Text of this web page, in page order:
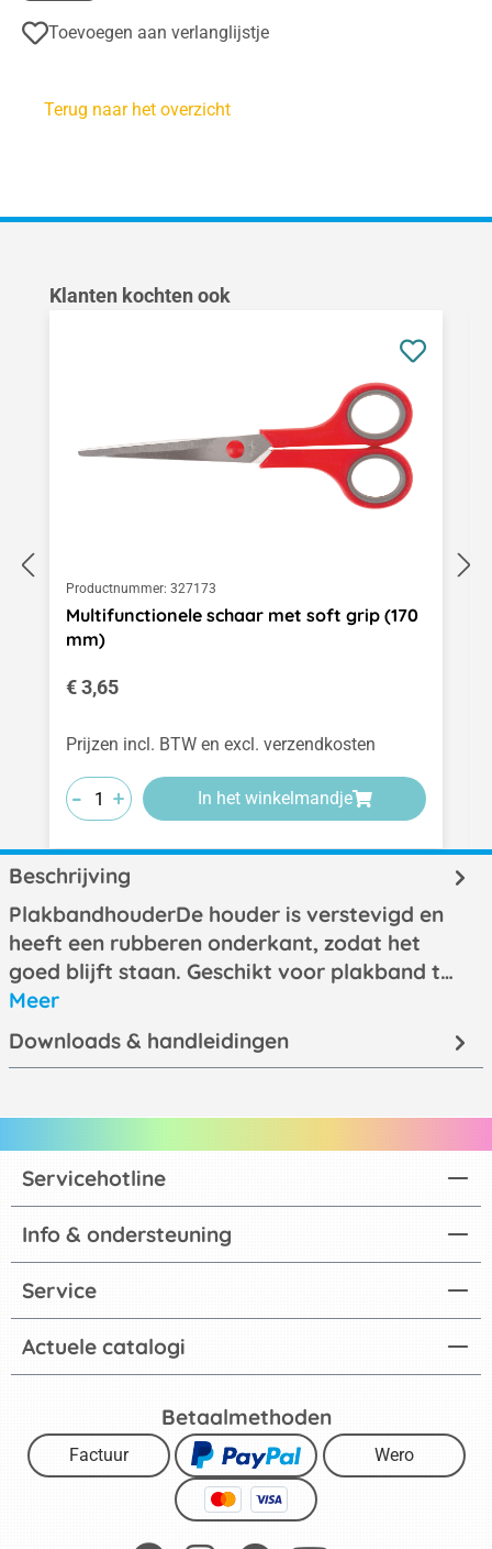
Toevoegen aan verlanglijstje
Terug naar het overzicht
Productgalerij overslaan
Klanten kochten ook
Productnummer: 327173
Multifunctionele schaar met soft grip (170
mm)
Normale prijs:
€ 3,65
Prijzen incl. BTW en excl. verzendkosten
-
-
- +
+
+ In het winkelmandje
Beschrijving
PlakbandhouderDe houder is verstevigd en
heeft een rubberen onderkant, zodat het
goed blijft staan. Geschikt voor plakband t…
Meer
Downloads & handleidingen
Actuele catalogi
Servicehotline
Info & ondersteuning
Service
Betaalmethoden
Factuur Wero